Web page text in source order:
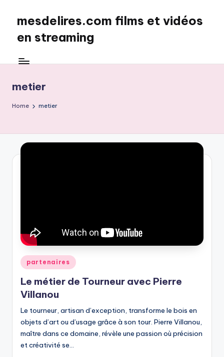
content
mesdelires.com films et vidéos
en streaming
:
et
complet
français
metier
Home metier
Posted
in
partenaires
Le métier de Tourneur avec Pierre
Villanou
Le tourneur, artisan d’exception, transforme le bois en
objets d’art ou d’usage grâce à son tour. Pierre Villanou,
maître dans ce domaine, révèle une passion où précision
et créativité se…